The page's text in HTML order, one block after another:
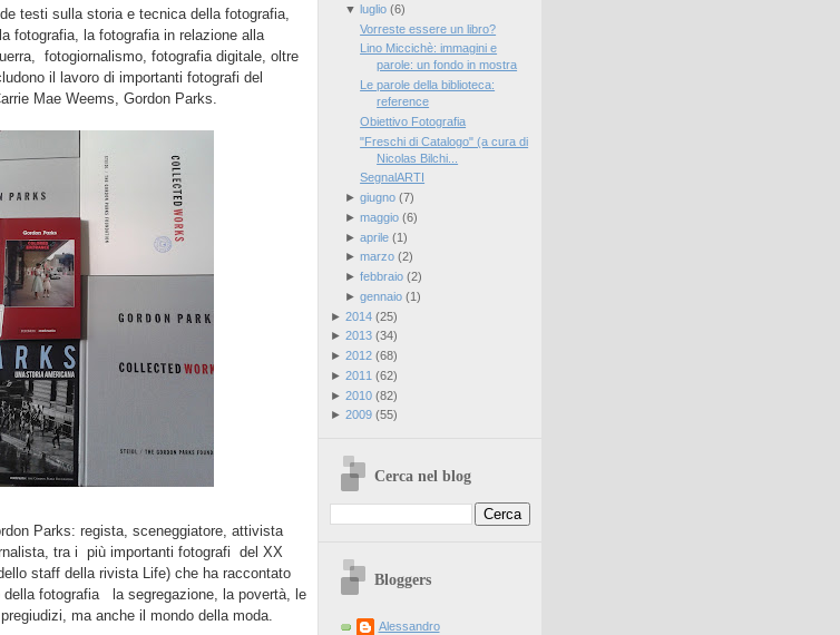
testi sulla storia e tecnica della fotografia,
fotografia, la fotografia in relazione alla
fotogiornalismo, fotografia digitale, oltre
il lavoro di importanti fotografi del
Mae Weems, Gordon Parks.
Parks: regista, sceneggiatore, attivista
tra i più importanti fotografi del XX
staff della rivista Life) che ha raccontato
fotografia
la segregazione, la povertà, le
ma anche il mondo della moda.
▼ luglio(6)
Vorreste essere un libro?
Lino Miccichè: immagini e
parole: un fondo in mostra
Le parole della biblioteca:
reference
Obiettivo Fotografia
"Freschi di Catalogo" (a cura di
Nicolas Bilchi...
SegnalARTI
► giugno(7)
► maggio(6)
► aprile(1)
► marzo(2)
► febbraio(2)
► gennaio(1)
► 2014(25)
► 2013(34)
► 2012(68)
► 2011 (62)
► 2010(82)
► 2009(55)
Cerca nel blog
Bloggers
Alessandro